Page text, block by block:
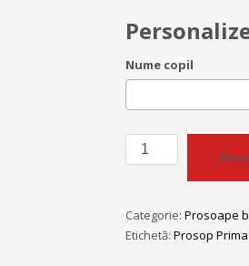
Nume copil
Cantitate
Prosop
Personalizat
Ingeras
Categorie:Prosoape
Etichetă:Prosop